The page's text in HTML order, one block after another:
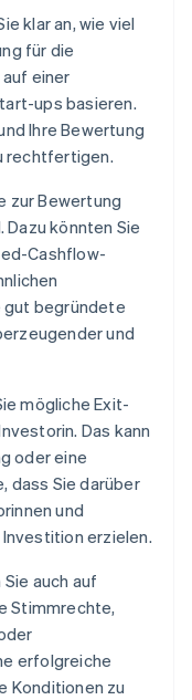
klar an, wie viel
für die
einer
ups basieren.
Ihre Bewertung
rechtfertigen.
zur Bewertung
könnten Sie
Cashflow-
gut begründete
und
mögliche Exit-
Das kann
oder eine
dass Sie darüber
und
erzielen.
auch auf
Stimmrechte,
erfolgreiche
Konditionen zu